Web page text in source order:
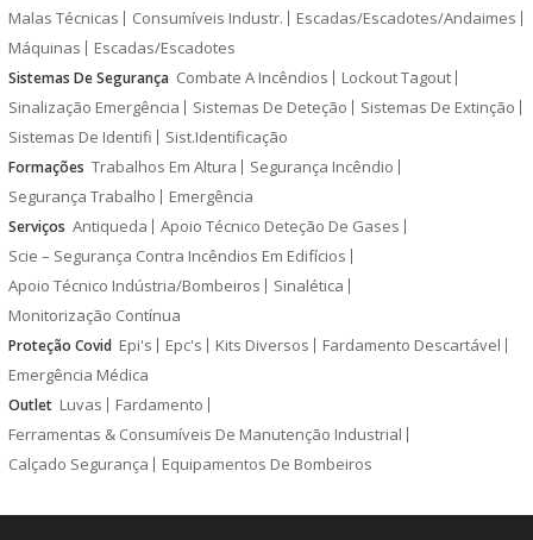
Malas Técnicas
Consumíveis Industr.
Escadas/Escadotes/Andaimes
Máquinas
Escadas/Escadotes
Sistemas De Segurança Combate A Incêndios
Lockout Tagout
Sinalização Emergência
Sistemas De Deteção
Sistemas De Extinção
Sistemas De Identifi
Sist.Identificação
Formações Trabalhos Em Altura
Segurança Incêndio
Segurança Trabalho
Emergência
Serviços Antiqueda
Apoio Técnico Deteção De Gases
Scie – Segurança Contra Incêndios Em Edifícios
Apoio Técnico Indústria/Bombeiros
Sinalética
Monitorização Contínua
Proteção Covid Epi's Epc's Kits Diversos
Fardamento Descartável
Emergência Médica
Outlet Luvas
Fardamento
Ferramentas & Consumíveis De Manutenção Industrial
Calçado Segurança
Equipamentos De Bombeiros